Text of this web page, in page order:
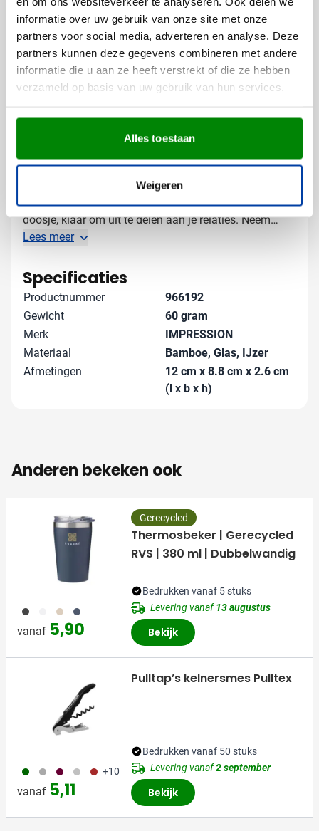
informatie over uw gebruik van onze site met onze
partners voor social media, adverteren en analyse. Deze
partners kunnen deze gegevens combineren met andere
informatie die u aan ze heeft verstrekt of die ze hebben
verzameld op basis van uw gebruik van hun services.
Alles toestaan
Weigeren
persoonlijke touch
Door lasergravering ontstaat een subtiel en blijvend
resultaat dat perfect past bij de natuurlijke uitstraling
van het bamboe.
Gratis digitaal voorbeeld van je
bedrukte weerstation
Lane? Vraag een gratis digitaal voorbeeld aan en je
weet precies wat je kunt verwachten. Elk weerstation
wordt individueel verpakt in een bruin kartonnen
doosje, klaar om uit te delen aan je relaties. Neem
contact met ons op voor meer informatie over
graag met je mee!
Lees meer
Specificaties
Productnummer
966192
Gewicht
60 gram
Merk
IMPRESSION
Materiaal
Bamboe, Glas, IJzer
Afmetingen
12 cm x 8.8 cm x 2.6 cm
(l x b x h)
Anderen bekeken ook
001 357 307
vanaf 5,90
Gerecycled
Thermosbeker | Gerecycled
RVS | 380 ml | Dubbelwandig
Bedrukken vanaf 5 stuks
Levering vanaf13 augustus
Bekijk
060 491 010 032 011 +10
vanaf 5,11
Pulltap’s kelnersmes Pulltex
Bedrukken vanaf 50 stuks
Levering vanaf2 september
Bekijk